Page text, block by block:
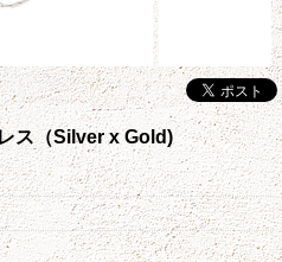
ス（Silver x Gold)